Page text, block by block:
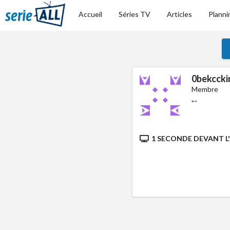
Accueil Séries TV Articles
Membre
""
1 SECONDE DEVANT